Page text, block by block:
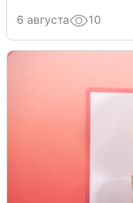
6 августа 10